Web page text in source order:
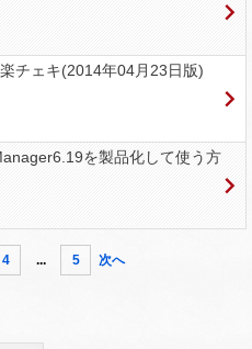
チェキ(2014年04月23日版)
を製品化して使う方
4 ... 5 次へ